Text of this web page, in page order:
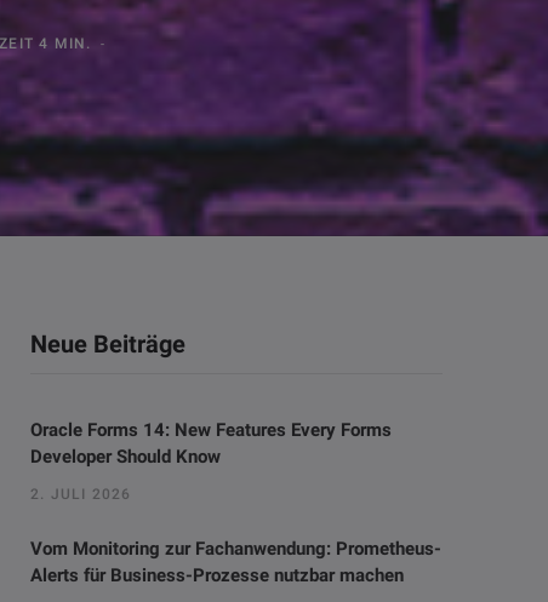
4 MIN.
Neue Beiträge
Oracle Forms 14: New Features Every Forms
Developer Should Know
2. JULI 2026
Vom Monitoring zur Fachanwendung: Prometheus-
Alerts für Business-Prozesse nutzbar machen